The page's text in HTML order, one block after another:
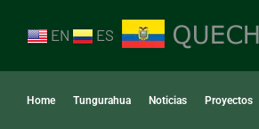
EN ES
Home Tungurahua Noticias Proyectos